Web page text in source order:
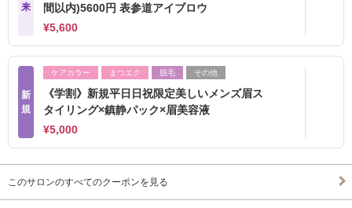
来
間以内)5600円 表参道アイブロウ
¥5,600
新
規
ケアカラー まつエク 脱毛 その他
《学割》新規平日日祝限定美しいメンズ眉ス
タイリング×鎮静パック×眉美容液
¥5,000
このサロンのすべてのクーポンを見る